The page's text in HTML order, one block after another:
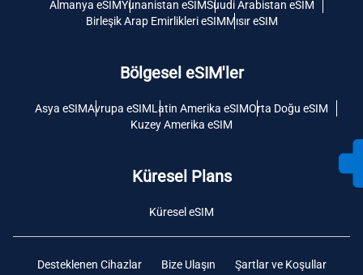
Almanya eSIMYunanistan eSIMSuudi Arabistan eSIM
Birleşik Arap Emirlikleri eSIMMısır eSIM
Bölgesel eSIM'ler
Asya eSIMAvrupa eSIMLatin Amerika eSIMOrta Doğu eSIM
Kuzey Amerika eSIM
Küresel Plans
Küresel eSIM
Desteklenen Cihazlar Bize Ulaşın Şartlar ve Koşullar